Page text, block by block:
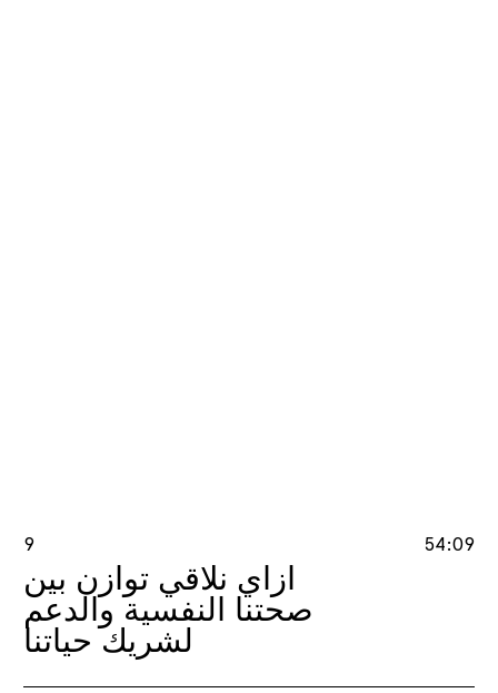
9
ازاي نلاقي توازن بين
صحتنا النفسية والدعم
لشريك حياتنا
54:09